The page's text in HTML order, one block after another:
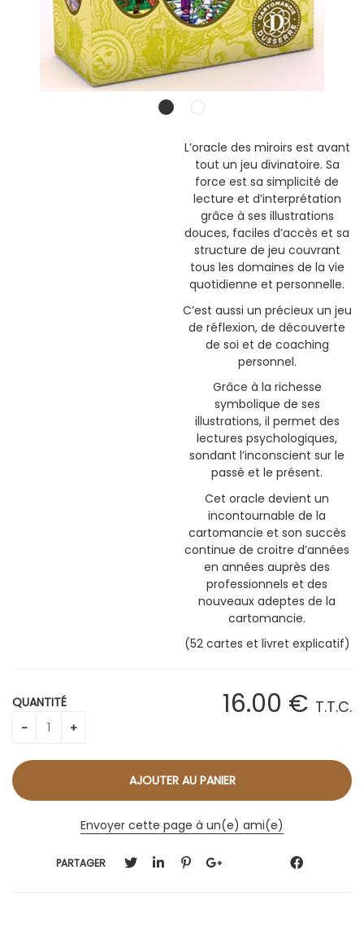
L’oracle des miroirs est avant
tout un jeu divinatoire. Sa
force est sa simplicité de
lecture et d’interprétation
grâce à ses illustrations
douces, faciles d’accès et sa
structure de jeu couvrant
tous les domaines de la vie
quotidienne et personnelle.
C’est aussi un précieux un jeu
de réflexion, de découverte
de soi et de coaching
personnel.
Grâce à la richesse
symbolique de ses
illustrations, il permet des
lectures psychologiques,
sondant l’inconscient sur le
passé et le présent.
Cet oracle devient un
incontournable de la
cartomancie et son succès
continue de croitre d’années
en années auprès des
professionnels et des
nouveaux adeptes de la
cartomancie.
(52 cartes et livret explicatif)
16.00 € T.T.C.
QUANTITÉ
Envoyer cette page à un(e) ami(e)
PARTAGER